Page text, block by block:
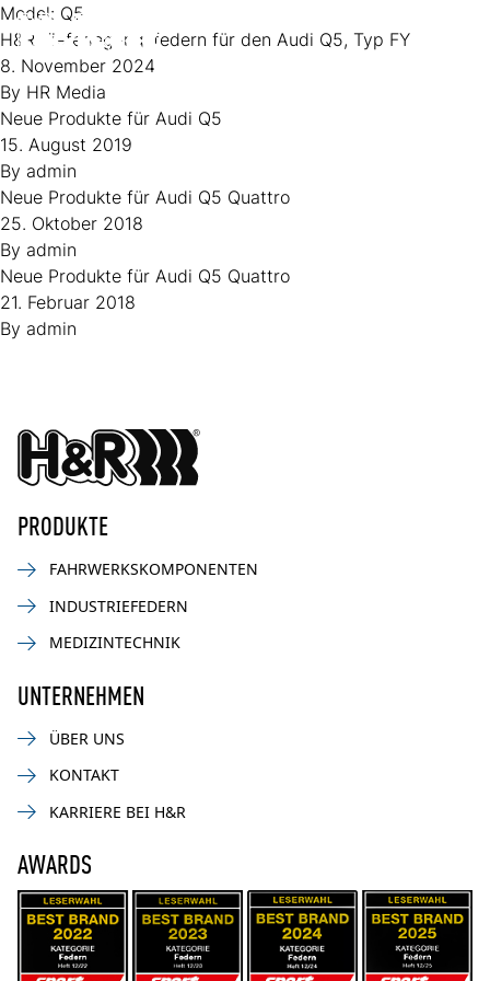
Zum Inhalt springen
Model: Q5
H&R Tieferlegungsfedern für den Audi Q5, Typ FY
8. November 2024
By HR Media
Neue Produkte für Audi Q5
15. August 2019
By admin
Neue Produkte für Audi Q5 Quattro
25. Oktober 2018
By admin
Neue Produkte für Audi Q5 Quattro
21. Februar 2018
By admin
PRODUKTE
FAHRWERKSKOMPONENTEN
INDUSTRIEFEDERN
MEDIZINTECHNIK
UNTERNEHMEN
ÜBER UNS
KONTAKT
KARRIERE BEI H&R
AWARDS